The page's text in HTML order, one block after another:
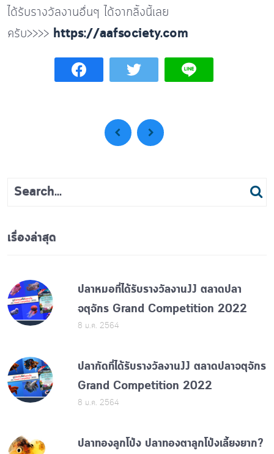
ได้รับรางวัลงานอื่นๆ ได้จากลิ้งนี้เลย
ครับ>>>> https://aafsociety.com
เรื่องล่าสุด
ปลาหมอที่ได้รับรางวัลงานJJ ตลาดปลา
จตุจักร Grand Competition 2022
8 ม.ค. 2564
ปลากัดที่ได้รับรางวัลงานJJ ตลาดปลาจตุจักร
Grand Competition 2022
8 ม.ค. 2564
ปลาทองลูกโป่ง ปลาทองตาลูกโป่งเลี้ยงยาก?